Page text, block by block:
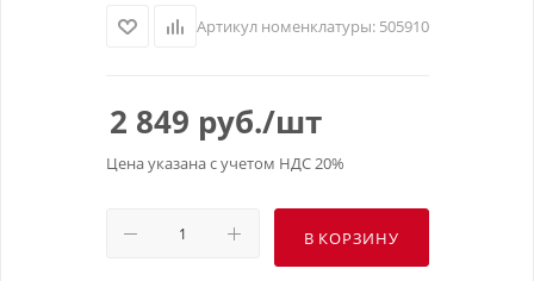
Артикул номенклатуры: 505910
2 849 руб./шт
Цена указана с учетом НДС 20%
В КОРЗИНУ